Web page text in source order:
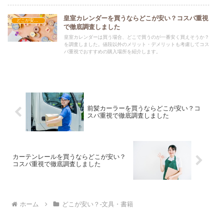
皇室カレンダーを買うならどこが安い？コスパ重視
で徹底調査しました
皇室カレンダーは買う場合、どこで買うのが一番安く買えそうか？
を調査しました。値段以外のメリット・デメリットも考慮してコス
パ重視でおすすめの購入場所を紹介します。
前髪カーラーを買うならどこが安い？コ
スパ重視で徹底調査しました
カーテンレールを買うならどこが安い？
コスパ重視で徹底調査しました
ホーム どこが安い？-文具・書籍